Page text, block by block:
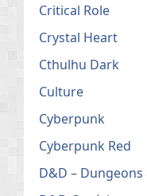
Critical Role
Crystal Heart
Cthulhu Dark
Culture
Cyberpunk
Cyberpunk Red
D&D –